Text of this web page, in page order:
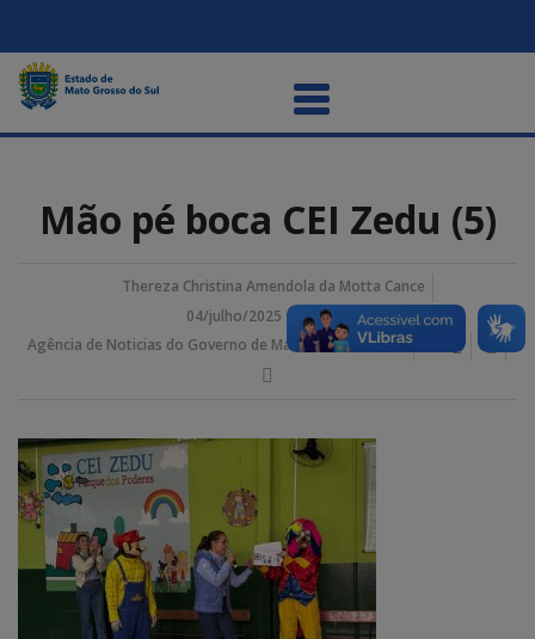
Mão pé boca CEI Zedu (5)
Thereza Christina Amendola da Motta Cance
04/julho/2025 2:29 pm
Agência de Noticias do Governo de Mato Grosso do Sul